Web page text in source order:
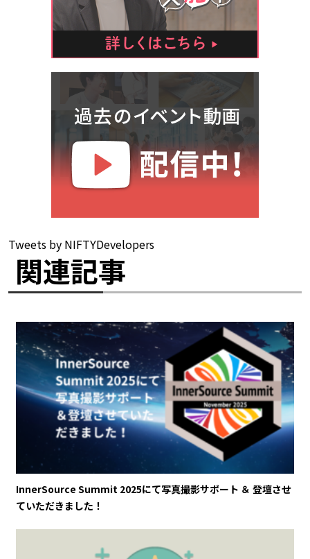
Tweets by NIFTYDevelopers
関連記事
InnerSource Summit 2025にて写真撮影サポート ＆ 登壇させ
ていただきました！